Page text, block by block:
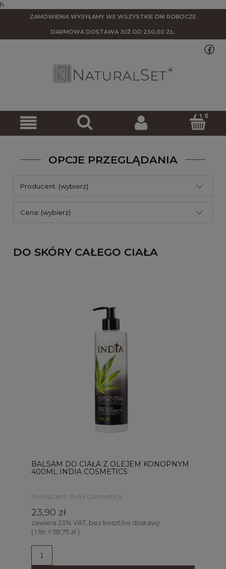
h
ZAMÓWIENIA WYSYŁAMY WE WSZYSTKIE DNI ROBOCZE
DARMOWA DOSTAWA JUŻ OD 250,00 ZŁ.
OPCJE PRZEGLĄDANIA
Producent: (wybierz)
Cena: (wybierz)
DO SKÓRY CAŁEGO CIAŁA
BALSAM DO CIAŁA Z OLEJEM KONOPNYM
400ML INDIA COSMETICS
Producent: India Cosmetics
23,90 zł
zawiera 23% VAT, bez kosztów dostawy
( 1 litr = 59,75 zł )